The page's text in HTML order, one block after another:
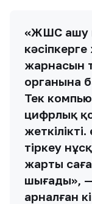
«ЖШС ашу
жарнасын
органына
Тек
цифрлық
тіркеу
жарты
шығады»,
арналған